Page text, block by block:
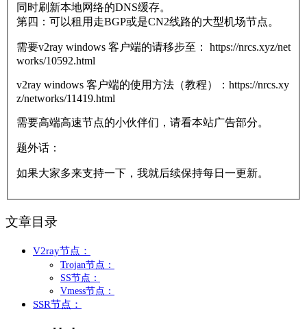
同时刷新本地网络的DNS缓存。
第四：可以租用走BGP或是CN2线路的大型机场节点。
需要v2ray windows 客户端的请移步至： https://nrcs.xyz/net
works/10592.html
v2ray windows 客户端的使用方法（教程）：https://nrcs.xy
z/networks/11419.html
需要高端高速节点的小伙伴们，请看本站广告部分。
题外话：
如果大家多来支持一下，我就后续保持每日一更新。
文章目录
V2ray节点：
Trojan节点：
SS节点：
Vmess节点：
SSR节点：